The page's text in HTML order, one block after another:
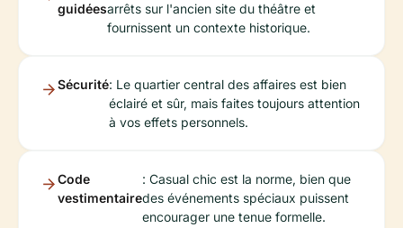
guidéesarrêts sur l'ancien site du théâtre et
fournissent un contexte historique.
Sécurité: Le quartier central des affaires est bien
éclairé et sûr, mais faites toujours attention
à vos effets personnels.
Code
vestimentaire
: Casual chic est la norme, bien que
des événements spéciaux puissent
encourager une tenue formelle.